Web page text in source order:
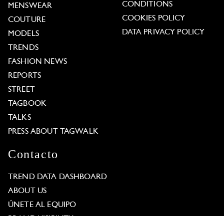
MENSWEAR
COUTURE
MODELS
TRENDS
FASHION NEWS
REPORTS
STREET
TAGBOOK
TALKS
PRESS ABOUT TAGWALK
CONDITIONS
COOKIES POLICY
DATA PRIVACY POLICY
Contacto
TREND DATA DASHBOARD
ABOUT US
ÚNETE AL EQUIPO